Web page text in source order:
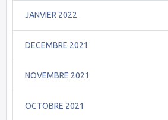
JANVIER 2022
DECEMBRE 2021
NOVEMBRE 2021
OCTOBRE 2021